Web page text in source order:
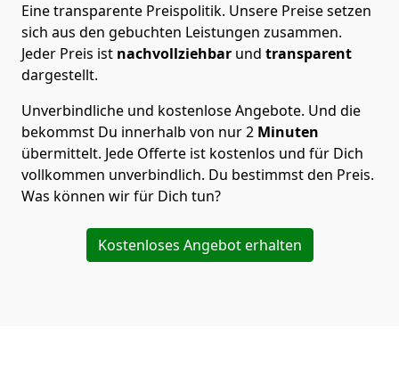
Eine transparente Preispolitik. Unsere Preise setzen
sich aus den gebuchten Leistungen zusammen.
Jeder Preis ist nachvollziehbar und transparent
dargestellt.
Unverbindliche und kostenlose Angebote. Und die
bekommst Du innerhalb von nur2 Minuten
übermittelt. Jede Offerte ist kostenlos und für Dich
vollkommen unverbindlich. Du bestimmst den Preis.
Was können wir für Dich tun?
Kostenloses Angebot erhalten